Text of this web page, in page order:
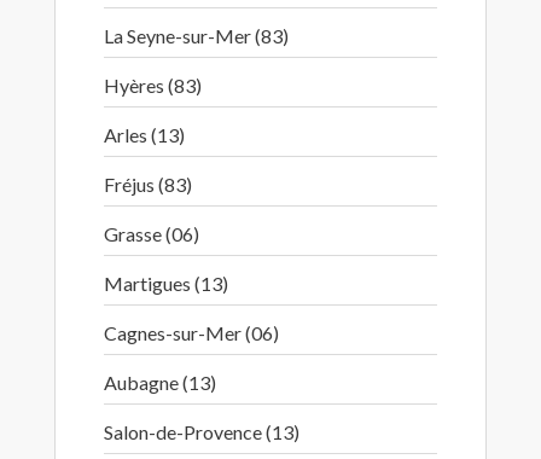
La Seyne-sur-Mer (83)
Hyères (83)
Arles (13)
Fréjus (83)
Grasse (06)
Martigues (13)
Cagnes-sur-Mer (06)
Aubagne (13)
Salon-de-Provence (13)